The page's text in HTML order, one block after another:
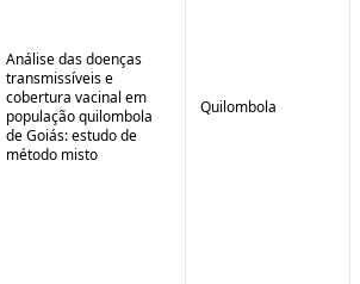
Análise das doenças
transmissíveis e
cobertura vacinal em
população quilombola
de Goiás: estudo de
método misto
Quilombola